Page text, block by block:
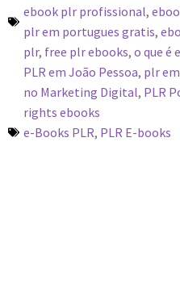
ebook plr profissional,
plr em portugues gratis,
plr, free plr ebooks, o que é
PLR em João Pessoa, plr
no Marketing Digital, PLR
rights ebooks
e-Books PLR, PLR E-books